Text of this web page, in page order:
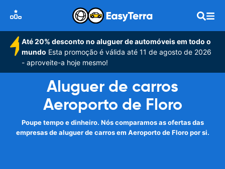
Até 20% desconto no aluguer de automóveis em todo o
mundo Esta promoção é válida até 11 de agosto de 2026
- aproveite-a hoje mesmo!
Aluguer de carros
Aeroporto de Floro
Poupe tempo e dinheiro. Nós comparamos as ofertas das
empresas de aluguer de carros em Aeroporto de Floro por si.